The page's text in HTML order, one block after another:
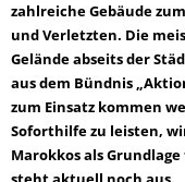
zahlreiche Gebäude
und Verletzten. Die
Gelände abseits der
aus dem Bündnis
zum Einsatz kommen
Soforthilfe zu leisten,
Marokkos als